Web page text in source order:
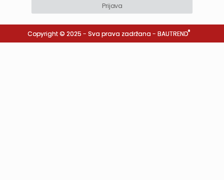
Prijava
Copyright © 2025 - Sva prava zadržana - BAUTREND®